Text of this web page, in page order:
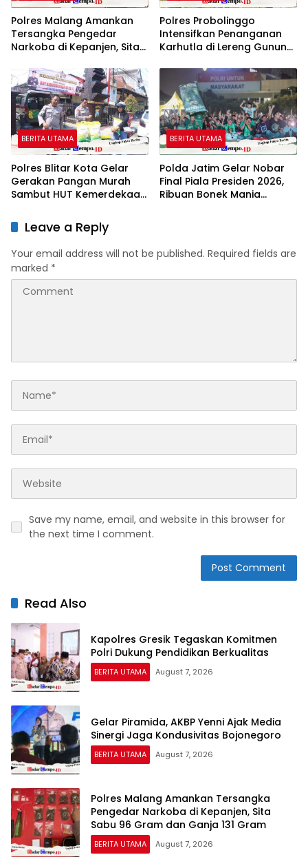
Polres Malang Amankan
Tersangka Pengedar
Narkoba di Kepanjen, Sita
131 Gram
Polres Probolinggo
Intensifkan Penanganan
Karhutla di Lereng Gunung
BERITA UTAMA
Polres Blitar Kota Gelar
Gerakan Pangan Murah
Sambut HUT Kemerdekaan
BERITA UTAMA
Polda Jatim Gelar Nobar
Final Piala Presiden 2026,
Ribuan Bonek Mania
Leave a Reply
Your email address will not be published. Required fields are
marked *
Save my name, email, and website in this browser for
the next time I comment.
Read Also
Kapolres Gresik Tegaskan Komitmen
Polri Dukung Pendidikan Berkualitas
BERITA UTAMA August 7, 2026
Gelar Piramida, AKBP Yenni Ajak Media
Sinergi Jaga Kondusivitas Bojonegoro
BERITA UTAMA August 7, 2026
Polres Malang Amankan Tersangka
Pengedar Narkoba di Kepanjen, Sita
Sabu 96 Gram dan Ganja 131 Gram
BERITA UTAMA August 7, 2026